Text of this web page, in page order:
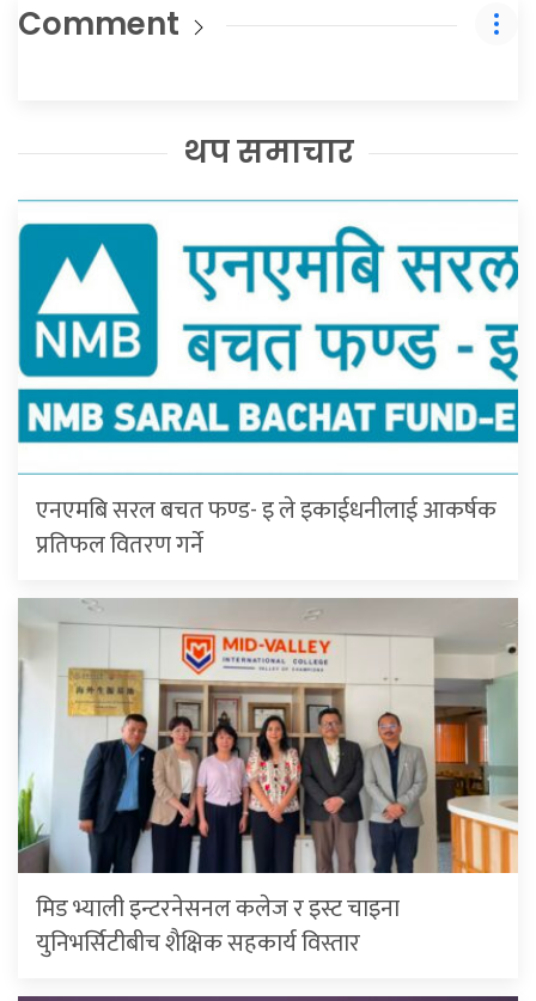
Comment
थप समाचार
एनएमबि सरल बचत फण्ड- इ ले इकाईधनीलाई आकर्षक
प्रतिफल वितरण गर्ने
मिड भ्याली इन्टरनेसनल कलेज र इस्ट चाइना
युनिभर्सिटीबीच शैक्षिक सहकार्य विस्तार